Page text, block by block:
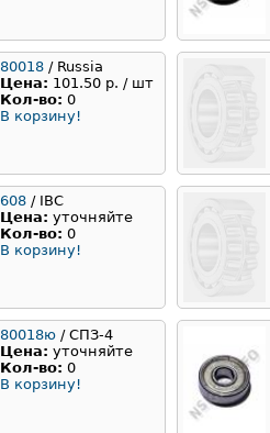
80018 / Russia
Цена: 101.50 р. / шт
Кол-во: 0
В корзину!
608 / IBC
Цена: уточняйте
Кол-во: 0
В корзину!
80018ю / СПЗ-4
Цена: уточняйте
Кол-во: 0
В корзину!